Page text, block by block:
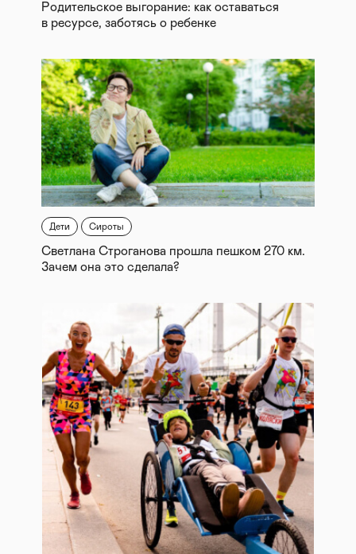
Родительское выгорание: как оставаться
в ресурсе, заботясь о ребенке
Дети Сироты
Светлана Строганова прошла пешком 270 км.
Зачем она это сделала?